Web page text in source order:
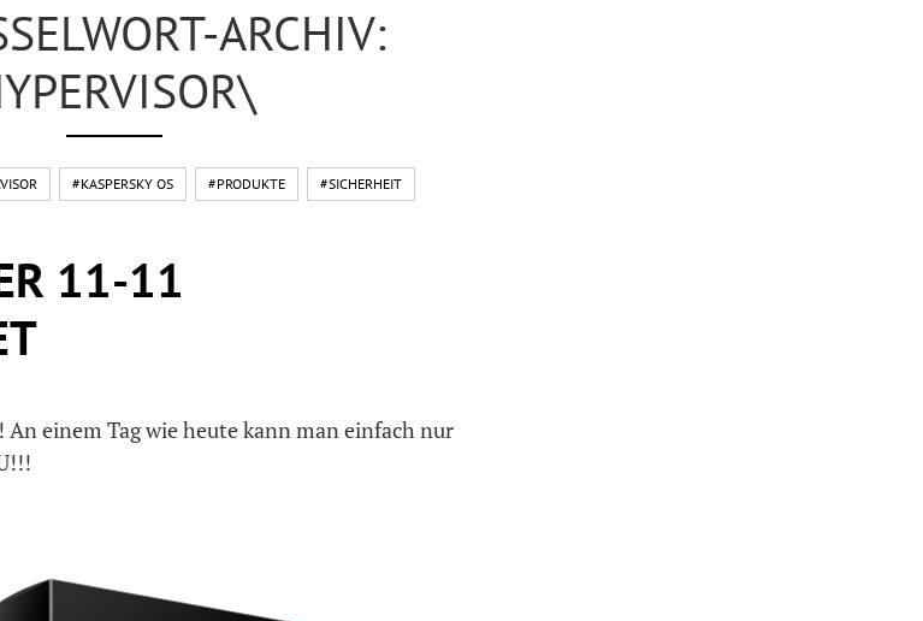
ARCHIV:
#KASPERSKY OS #PRODUKTE #SICHERHEIT
11-11
einem Tag wie heute kann man einfach nur